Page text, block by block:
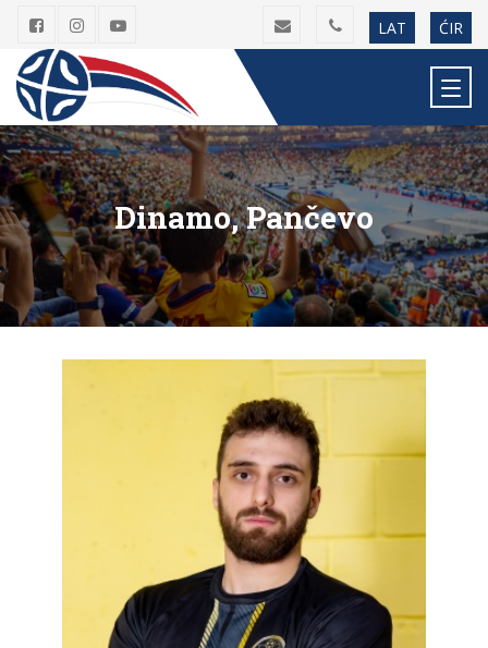
LAT ĆIR
Dinamo, Pančevo